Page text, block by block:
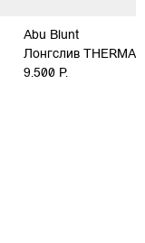
Abu Blunt
Лонгслив THERMAL
9.500 Р.